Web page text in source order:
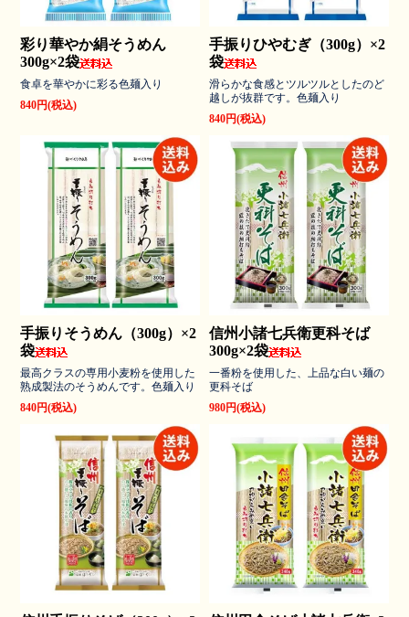
彩り華やか絹そうめん
300g×2袋
食卓を華やかに彩る色麺入り
840円(税込)
手振りひやむぎ（300g）×2
袋
滑らかな食感とツルツルとしたのど
越しが抜群です。色麺入り
840円(税込)
手振りそうめん（300g）×2
袋
最高クラスの専用小麦粉を使用した
熟成製法のそうめんです。色麺入り
840円(税込)
信州小諸七兵衛更科そば
300g×2袋
一番粉を使用した、上品な白い麺の
更科そば
980円(税込)